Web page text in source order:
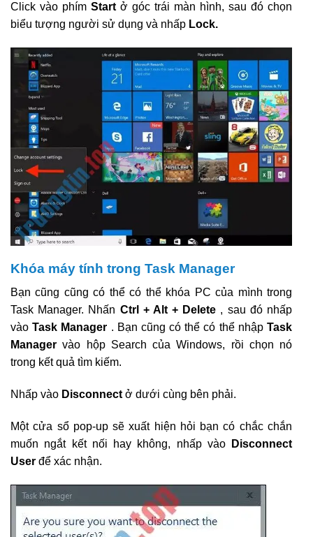
Click vào phím Start ở góc trái màn hình, sau đó chọn
biểu tượng người sử dụng và nhấp Lock.
Khóa máy tính trong Task Manager
Bạn cũng cũng có thể có thể khóa PC của mình trong
Task Manager. Nhấn Ctrl + Alt + Delete , sau đó nhấp
vàoTask Manager . Bạn cũng có thể có thể nhậpTask
Managervào hộp Search của Windows, rồi chọn nó
trong kết quả tìm kiếm.
Nhấp vào Disconnect ở dưới cùng bên phải.
Một cửa sổ pop-up sẽ xuất hiện hỏi bạn có chắc chắn
muốn ngắt kết nối hay không, nhấp vào
Disconnect
User để xác nhận.